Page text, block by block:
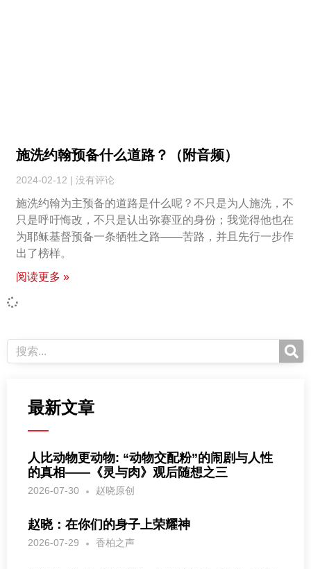
施洗约翰预备什么道路？（附音频）
2024-02-12 没有评论
施洗约翰为主预备的道路是什么呢？不只是为人施洗，不
只是呼吁悔改，不只是认出弥赛亚的身份；我觉得他也在
为耶稣基督预备一条牺牲之路——苦路，并且先行一步作
出了榜样。
阅读更多 »
最新文章
人比动物更动物: “动物交配粉”的闹剧与人性
的真相——《灵与肉》观后随想之三
2026-07-30 赵晓原创
赵晓：在你们的身子上荣耀神
2026-07-29 香柏之声